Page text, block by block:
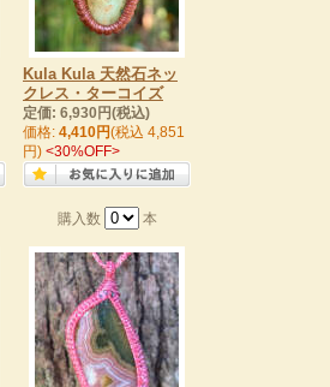
Kula Kula 天然石ネッ
クレス・ターコイズ
定価: 6,930円(税込)
価格: 4,410円(税込 4,851
円) <30%OFF>
購入数 本